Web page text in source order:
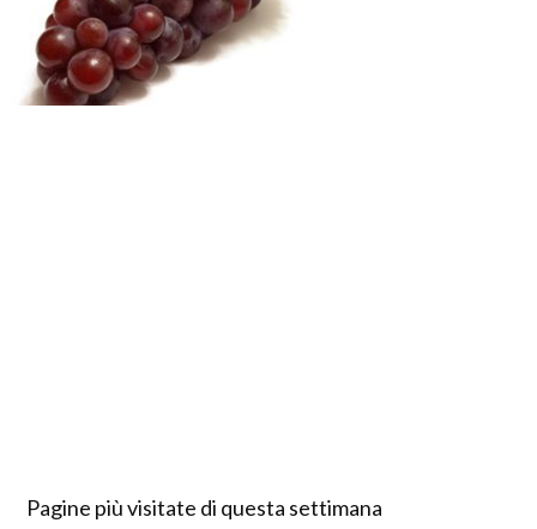
Pagine più visitate di questa settimana